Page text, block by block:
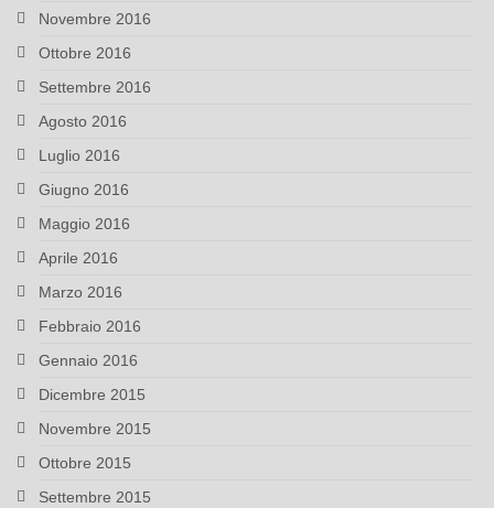
Novembre 2016
Ottobre 2016
Settembre 2016
Agosto 2016
Luglio 2016
Giugno 2016
Maggio 2016
Aprile 2016
Marzo 2016
Febbraio 2016
Gennaio 2016
Dicembre 2015
Novembre 2015
Ottobre 2015
Settembre 2015